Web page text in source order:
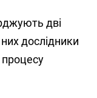
дві
дослідники